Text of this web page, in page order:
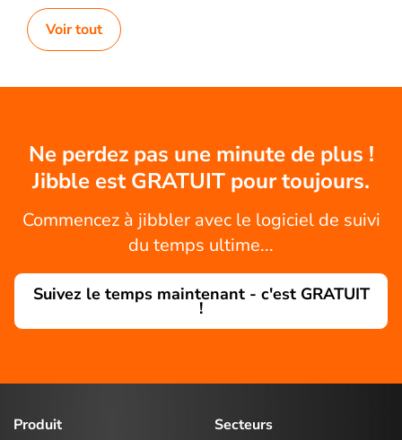
Voir tout
Ne perdez pas une minute de plus !
Jibble est GRATUIT pour toujours.
Commencez à jibbler avec le logiciel de suivi
du temps ultime...
Suivez le temps maintenant - c'est GRATUIT
!
Produit
Secteurs